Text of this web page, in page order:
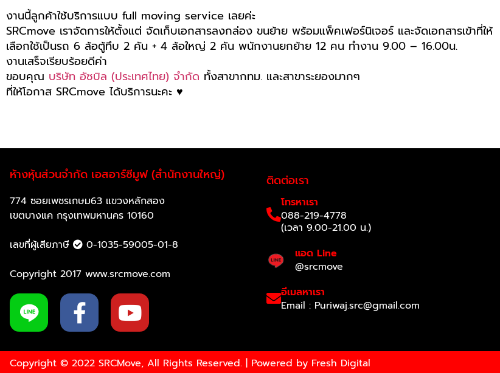
งานนี้ลูกค้าใช้บริการแบบ full moving service เลยค่ะ
SRCmove เราจัดการให้ตั้งแต่ จัดเก็บเอกสารลงกล่อง ขนย้าย พร้อมแพ็คเฟอร์นิเจอร์ และจัดเอกสารเข้าที่ให้
เลือกใช้เป็นรถ 6 ล้อตู้ทึบ 2 คัน + 4 ล้อใหญ่ 2 คัน พนักงานยกย้าย 12 คน ทำงาน 9.00 – 16.00น.
งานเสร็จเรียบร้อยดีค่า
ขอบคุณ บริษัท อัซบิล (ประเทศไทย) จำกัด ทั้งสาขากทม. และสาขาระยองมากๆ
ที่ให้โอกาส SRCmove ได้บริการนะคะ ♥️
ห้างหุ้นส่วนจำกัด เอสอาร์ซีมูฟ (สำนักงานใหญ่)
774 ซอยเพชรเกษม63 แขวงหลักสอง
เขตบางแค กรุงเทพมหานคร 10160
เลขที่ผู้เสียภาษี
0-1035-59005-01-8
Copyright 2017 www.srcmove.com
ติดต่อเรา
โทรหาเรา
088-219-4778
(เวลา 9.00-21.00 น.)
แอด Line
@srcmove
อีเมลหาเรา
Email : Puriwaj.src@gmail.com
Copyright © 2022 SRCMove, All Rights Reserved. | Powered by Fresh Digital